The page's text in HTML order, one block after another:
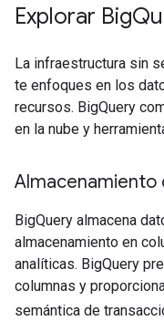
Explorar Big
La infraestructura sin
te enfoques en los
recursos. BigQuery
en la nube y
Almacenamiento
BigQuery almacena
almacenamiento en
analíticas. BigQuery
columnas y
semántica de